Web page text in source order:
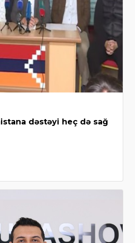
dəstəyi heç də sağ